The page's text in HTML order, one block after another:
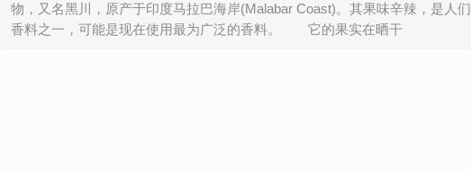
物，又名黑川，原产于印度马拉巴海岸(Malabar Coast)。其果味辛辣，是人
香料之一，可能是现在使用最为广泛的香料。 它的果实在晒干